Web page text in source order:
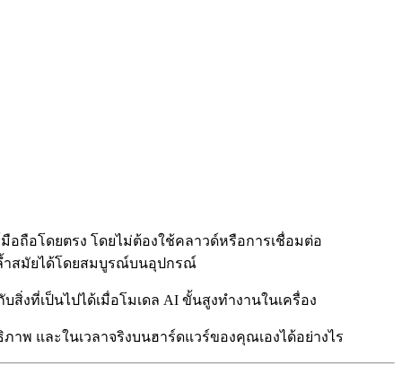
อถือโดยตรง โดยไม่ต้องใช้คลาวด์หรือการเชื่อมต่อ
ล้ำสมัยได้โดยสมบูรณ์บนอุปกรณ์
งที่เป็นไปได้เมื่อโมเดล AI ขั้นสูงทำงานในเครื่อง
าพ และในเวลาจริงบนฮาร์ดแวร์ของคุณเองได้อย่างไร